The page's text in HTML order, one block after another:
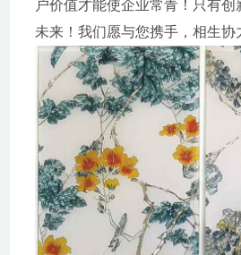
户价值才能使企业常青！只有
未来！我们愿与您携手，相生协